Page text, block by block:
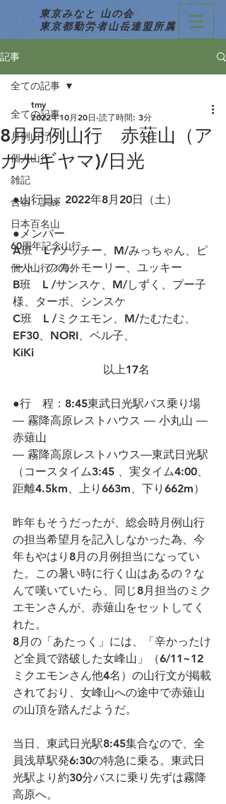
東京みなと 山の会
東京都勤労者山岳連盟所属
記事
全ての記事
月例山行
個人山行
雑記
合宿・訓練
日本百名山
60周年記念山行
個人山行／海外
全ての記事
8月月例山行 赤薙山（ア
カナギヤマ)/日光
tmy
2022年10月20日 読了時間: 3分
●山行日：2022年8月20日（土）
●メンバー
A班　L /ツッチー、M/みっちゃん、ピ
ート、のの、モーリー、ユッキー
B班　L /サンスケ、M/しずく、プー子
様、ターボ、シンスケ
C班　L /ミクエモン、M/たむたむ、
EF30、NORI、ベル子、
KiKi
以上17名
●行　程：8:45東武日光駅バス乗り場
― 霧降高原レストハウス ― 小丸山 ―
赤薙山
― 霧降高原レストハウス―東武日光駅
（コースタイム3:45 、実タイム4:00、
距離4.5km、上り663m、下り662m）
昨年もそうだったが、総会時月例山行
の担当希望月を記入しなかった為、今
年もやはり8月の月例担当になってい
た。この暑い時に行く山はあるの？な
んて嘆いていたら、同じ8月担当のミク
エモンさんが、赤薙山をセットしてく
れた。
8月の「あたっく」には、「辛かったけ
ど全員で踏破した女峰山」（6/11~12
ミクエモンさん他4名）の山行文が掲載
されており、女峰山への途中で赤薙山
の山頂を踏んだようだ。
当日、東武日光駅8:45集合なので、全
員浅草駅発6:30の特急に乗る。東武日
光駅より約30分バスに乗り先ずは霧降
高原へ。